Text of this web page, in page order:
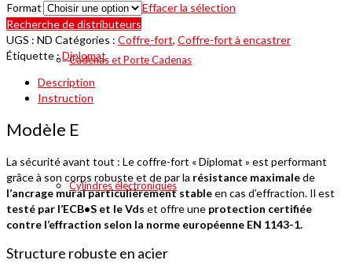
Cadenas et Porte Cadenas
Cylindres électroniques
Format
Effacer la sélection
Recherche de distributeurs
UGS : ND Catégories : Coffre-fort, Coffre-fort à encastrer
Étiquette :Diplomat
Description
Instruction
Modèle E
La sécurité avant tout : Le coffre-fort « Diplomat » est performant
grâce à son corps robuste et de par la résistance maximalede
l’ancrage mural particulièrement stableen cas d’effraction. Il est
testé par l’ECB•S et le Vds et offre une protection certifiée
contre l’effraction selon la norme européenne EN 1143-1.
Structure robuste en acier